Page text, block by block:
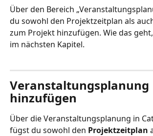
Über den Bereich
du sowohl den Projektzeitplan als
zum Projekt hinzufügen. Wie das
im nächsten Kapitel.
Veranstaltungsplanung
hinzufügen
Über die Veranstaltungsplanung in
fügst du sowohl den Projektzeitplan